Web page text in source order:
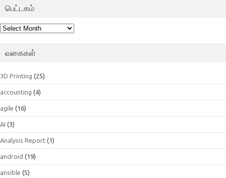
பெட்டகம்
பெட்டகம்
வகைகள்
3D Printing (25)
accounting (4)
agile (16)
AI (3)
Analysis Report (1)
android (19)
ansible (5)